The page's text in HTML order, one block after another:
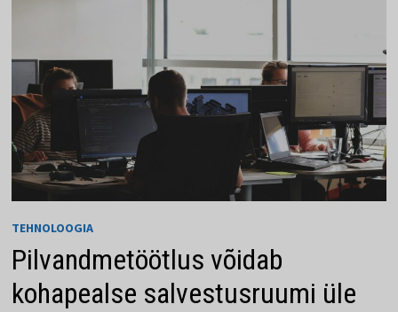
TEHNOLOOGIA
Pilvandmetöötlus võidab
kohapealse salvestusruumi üle